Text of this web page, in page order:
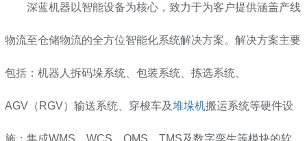
深蓝机器以智能设备为核心，致力于为客户提供涵盖产线
物流至仓储物流的全方位智能化系统解决方案。解决方案主要
包括：机器人拆码垛系统、包装系统、拣选系统、
AGV（RGV）输送系统、穿梭车及堆垛机搬运系统等硬件设
施；集成WMS、WCS、OMS、TMS及数字孪生等模块的软